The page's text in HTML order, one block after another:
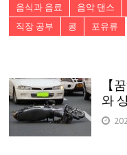
음식과 음료
음악 댄스
직장 공부
콩 포유류
【
와